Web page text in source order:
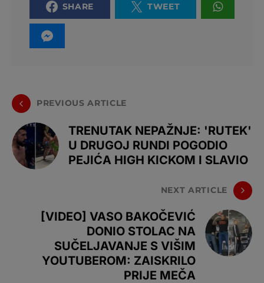
SHARE TWEET
PREVIOUS ARTICLE
TRENUTAK NEPAŽNJE: 'RUTEK'
U DRUGOJ RUNDI POGODIO
PEJIĆA HIGH KICKOM I SLAVIO
NEXT ARTICLE
[VIDEO] VASO BAKOČEVIĆ
DONIO STOLAC NA
SUČELJAVANJE S VIŠIM
YOUTUBEROM: ZAISKRILO
PRIJE MEČA